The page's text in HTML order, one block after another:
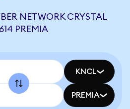
NETWORK CRYSTAL
PREMIA
KNCL
PREMIA